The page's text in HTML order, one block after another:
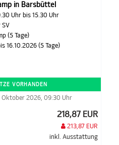
in Barsbüttel
Uhr bis 15.30 Uhr
SV
(5 Tage)
16.10.2026 (5 Tage)
VORHANDEN
Oktober 2026, 09:30 Uhr
218,87 EUR
213,87 EUR
inkl. Ausstattung